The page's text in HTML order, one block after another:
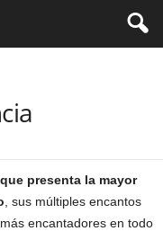
presenta la mayor
, sus múltiples encantos
encantadores en todo